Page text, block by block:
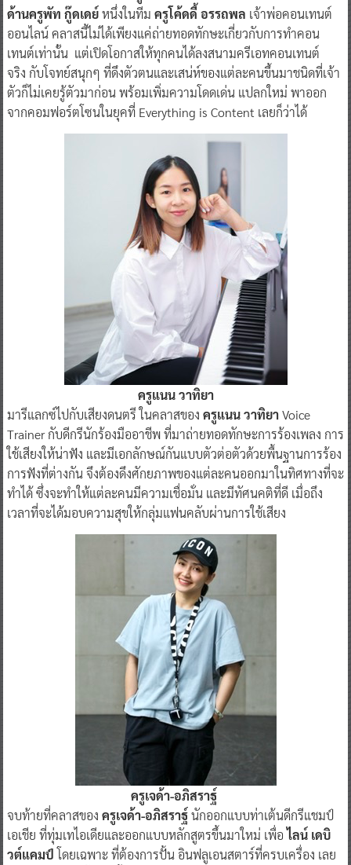
ด้านครูพัท กู๊ดเดย์หนึ่งในทีม ครูโค้ดดี้ อรรถพล เจ้าพ่อคอนเทนต์
ออนไลน์ คลาสนี้ไม่ได้เพียงแค่ถ่ายทอดทักษะเกี่ยวกับการทำคอน
เทนต์เท่านั้น แต่เปิดโอกาสให้ทุกคนได้ลงสนามครีเอทคอนเทนต์
จริง กับโจทย์สนุกๆ ที่ดึงตัวตนและเสน่ห์ของแต่ละคนขึ้นมาชนิดที่เจ้า
ตัวก็ไม่เคยรู้ตัวมาก่อน พร้อมเพิ่มความโดดเด่น แปลกใหม่ พาออก
จากคอมฟอร์ตโซนในยุคที่ Everything is Content เลยก็ว่าได้
ครูแนน วาทิยา
มารีแลกซ์ไปกับเสียงดนตรี ในคลาสของ ครูแนน วาทิยาVoice
Trainer กับดีกรีนักร้องมืออาชีพ ที่มาถ่ายทอดทักษะการร้องเพลง การ
ใช้เสียงให้น่าฟัง และมีเอกลักษณ์กันแบบตัวต่อตัวด้วยพื้นฐานการร้อง
การฟังที่ต่างกัน จึงต้องดึงศักยภาพของแต่ละคนออกมาในทิศทางที่จะ
ทำได้ ซึ่งจะทำให้แต่ละคนมีความเชื่อมั่น และมีทัศนคติที่ดี เมื่อถึง
เวลาที่จะได้มอบความสุขให้กลุ่มแฟนคลับผ่านการใช้เสียง
ครูเจด้า-อภิสราฐ์
จบท้ายที่คลาสของ ครูเจด้า-อภิสราฐ์นักออกแบบท่าเต้นดีกรีแชมป์
เอเชีย ที่ทุ่มเทไอเดียและออกแบบหลักสูตรขึ้นมาใหม่ เพื่อไลน์ เดบิ
วต์แคมป์ โดยเฉพาะ ที่ต้องการปั้น อินฟลูเอนสตาร์ที่ครบเครื่อง เลย